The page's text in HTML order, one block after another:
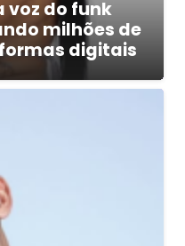
voz do funk
milhões de
digitais